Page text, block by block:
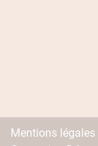
Mentions légales